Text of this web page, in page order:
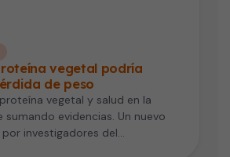
vegetal podría
de peso
vegetal y salud en la
sumando evidencias. Un nuevo
investigadores del…